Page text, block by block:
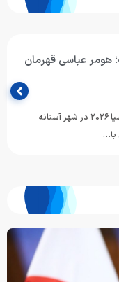
عباسی قهرمان
در نخستین روز از رقابت‌های شنای قهرمانی غرب آسیا ۲۰۲۶ در شهر آستانه